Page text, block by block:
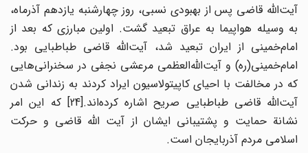
آیت‌الله قاضی پس از بهبودی نسبی، روز چهارشنبه یازدهم آذرماه،
به وسیله هواپیما به عراق تبعید گشت. اولین مبارزی که بعد از
امام‌خمینی از ایران تبعید شد، آیت‌الله قاضی طباطبایی بود.
امام‌خمینی(ره) و آیت‌الله‌العظمی مرعشی نجفی در سخنرانی‌هایی
که در مخالفت با احیای کاپیتولاسیون ایراد کردند به زندانی شدن
آیت‌الله قاضی طباطبایی صریح اشاره کرده‌اند.
[24] که این امر
نشانة حمایت و پشتیبانی ایشان از آیت الله قاضی و حرکت
اسلامی مردم آذربایجان است.